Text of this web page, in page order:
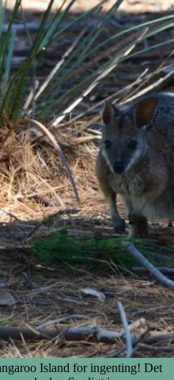
Island for ingenting! Det